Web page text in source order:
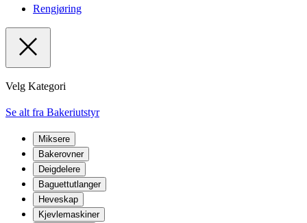
Rengjøring
Velg Kategori
Se alt fra Bakeriutstyr
Miksere
Bakerovner
Deigdelere
Baguettutlanger
Heveskap
Kjevlemaskiner